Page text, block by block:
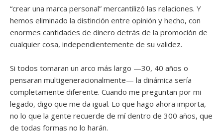
“crear una marca personal” mercantilizó las relaciones. Y
hemos eliminado la distinción entre opinión y hecho, con
enormes cantidades de dinero detrás de la promoción de
cualquier cosa, independientemente de su validez.
Si todos tomaran un arco más largo —30, 40 años o
pensaran multigeneracionalmente— la dinámica sería
completamente diferente. Cuando me preguntan por mi
legado, digo que me da igual. Lo que hago ahora importa,
no lo que la gente recuerde de mí dentro de 300 años, que
de todas formas no lo harán.